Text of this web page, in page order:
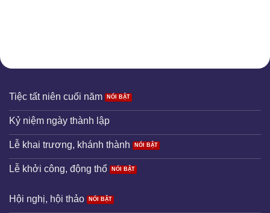
Tiệc tất niên cuối năm
Kỷ niệm ngày thành lập
Lễ khai trương, khánh thành
Lễ khởi công, động thổ
Hội nghị, hội thảo